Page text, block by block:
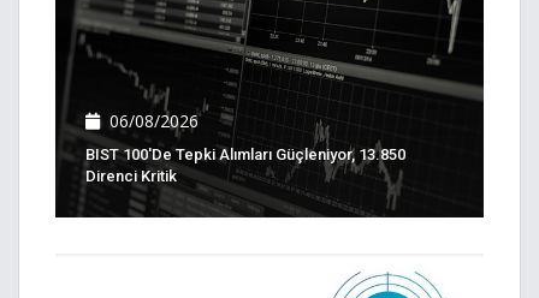
06/08/2026
BIST 100'de Tepki Alımları Güçleniyor, 13.850
Direnci Kritik